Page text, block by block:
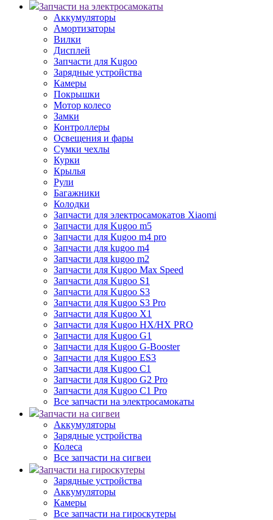
Запчасти на электросамокаты
Аккумуляторы
Амортизаторы
Вилки
Дисплей
Запчасти для Kugoo
Зарядные устройства
Камеры
Покрышки
Мотор колесо
Замки
Контроллеры
Освещения и фары
Сумки чехлы
Курки
Крылья
Рули
Багажники
Колодки
Запчасти для электросамокатов Xiaomi
Запчасти для Kugoo m5
Запчасти для Кugoo m4 pro
Запчасти для kugoo m4
Запчасти для kugoo m2
Запчасти для Kugoo Max Speed
Запчасти для Kugoo S1
Запчасти для Kugoo S3
Запчасти для Kugoo S3 Pro
Запчасти для Kugoo X1
Запчасти для Kugoo HX/HX PRO
Запчасти для Kugoo G1
Запчасти для Kugoo G-Booster
Запчасти для Kugoo ES3
Запчасти для Kugoo C1
Запчасти для Kugoo G2 Pro
Запчасти для Kugoo C1 Pro
Все запчасти на электросамокаты
Запчасти на сигвеи
Аккумуляторы
Зарядные устройства
Колеса
Все запчасти на сигвеи
Запчасти на гироскутеры
Зарядные устройства
Аккумуляторы
Камеры
Все запчасти на гироскутеры